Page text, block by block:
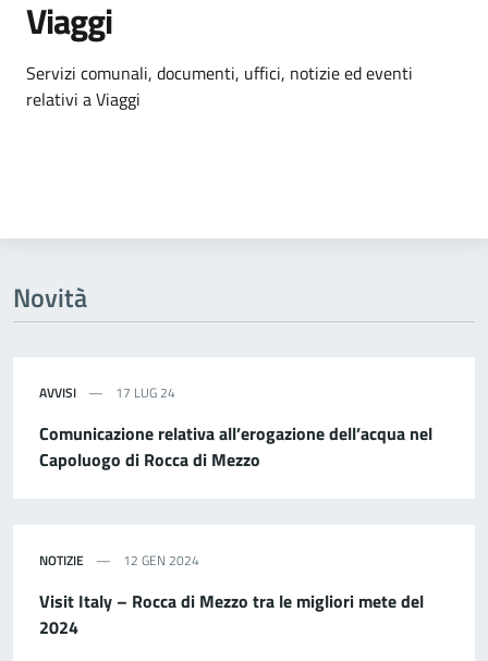
Viaggi
Dettagli dell'argomento
Servizi comunali, documenti, uffici, notizie ed eventi
relativi a Viaggi
Novità
AVVISI 17 LUG 24
Comunicazione relativa all’erogazione dell’acqua nel
Capoluogo di Rocca di Mezzo
NOTIZIE 12 GEN 2024
Visit Italy – Rocca di Mezzo tra le migliori mete del
2024